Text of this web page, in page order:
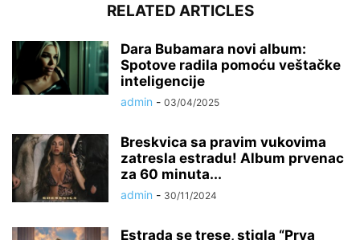
RELATED ARTICLES
Dara Bubamara novi album:
Spotove radila pomoću veštačke
inteligencije
admin - 03/04/2025
Breskvica sa pravim vukovima
zatresla estradu! Album prvenac
za 60 minuta...
admin - 30/11/2024
Estrada se trese, stigla “Prva